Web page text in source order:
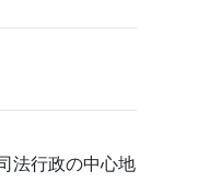
法行政の中心地